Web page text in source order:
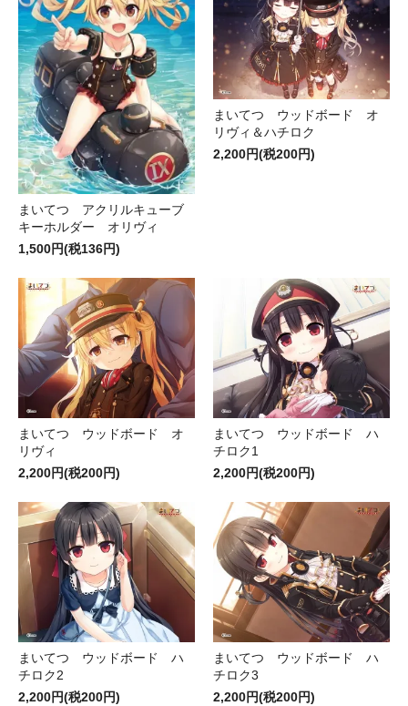
まいてつ アクリルキューブ
キーホルダー オリヴィ
1,500円(税136円)
まいてつ ウッドボード オ
リヴィ＆ハチロク
2,200円(税200円)
まいてつ ウッドボード オ
リヴィ
2,200円(税200円)
まいてつ ウッドボード ハ
チロク1
2,200円(税200円)
まいてつ ウッドボード ハ
チロク2
2,200円(税200円)
まいてつ ウッドボード ハ
チロク3
2,200円(税200円)